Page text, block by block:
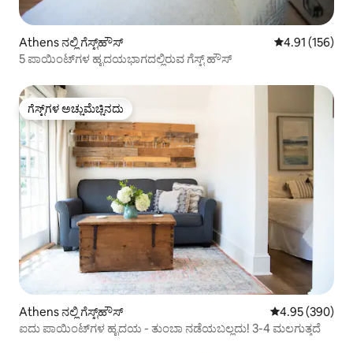
Athens ನಲ್ಲಿ ಗೆಸ್ಟ್‌ಹೌಸ್ 5 ರಲ್ಲಿ 4.91
4.91 (156)
5 ಪಾಯಿಂಟ್‌ಗಳ ಹೃದಯಭಾಗದಲ್ಲಿರುವ ಗೆಸ್ಟ್ ಹೌಸ್
ಗೆಸ್ಟ್‌ಗಳ ಅಚ್ಚುಮೆಚ್ಚಿನದು
ಗೆಸ್ಟ್‌ಗಳ ಅಚ್ಚುಮೆಚ್ಚಿನದು
Athens ನಲ್ಲಿ ಗೆಸ್ಟ್‌ಹೌಸ್ 5 ರಲ್ಲಿ 4.95
4.95 (390)
ಐದು ಪಾಯಿಂಟ್‌ಗಳ ಹೃದಯ - ತುಂಬಾ ನಡೆಯಬಲ್ಲದು! 3-4 ಮಲಗುತ್ತದೆ